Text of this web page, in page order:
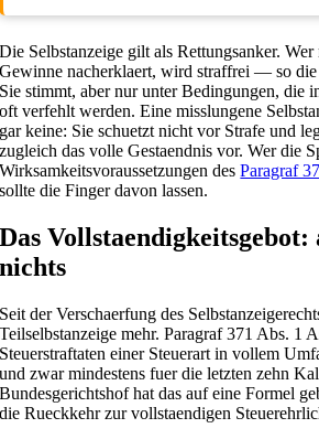
Die Selbstanzeige gilt als Rettungsanker.
Gewinne nacherklaert, wird straffrei — so die
Sie stimmt, aber nur unter Bedingungen, die
oft verfehlt werden. Eine misslungene
gar keine: Sie schuetzt nicht vor Strafe und
zugleich das volle Gestaendnis vor. Wer die
Wirksamkeitsvoraussetzungen desParagraf
sollte die Finger davon lassen.
Das Vollstaendigkeitsgebot:
nichts
Seit der Verschaerfung des
Teilselbstanzeige mehr. Paragraf 371 Abs. 1
Steuerstraftaten einer Steuerart in vollem
und zwar mindestens fuer die letzten zehn
Bundesgerichtshof hat das auf eine Formel
die Rueckkehr zur vollstaendigen